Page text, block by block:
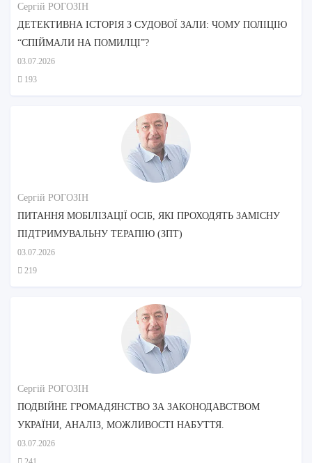
Сергій РОГОЗІН
ДЕТЕКТИВНА ІСТОРІЯ З СУДОВОЇ ЗАЛИ: ЧОМУ ПОЛІЦІЮ
“СПІЙМАЛИ НА ПОМИЛЦІ”?
03.07.2026
193
Сергій РОГОЗІН
ПИТАННЯ МОБІЛІЗАЦІЇ ОСІБ, ЯКІ ПРОХОДЯТЬ ЗАМІСНУ
ПІДТРИМУВАЛЬНУ ТЕРАПІЮ (ЗПТ)
03.07.2026
219
Сергій РОГОЗІН
ПОДВІЙНЕ ГРОМАДЯНСТВО ЗА ЗАКОНОДАВСТВОМ
УКРАЇНИ, АНАЛІЗ, МОЖЛИВОСТІ НАБУТТЯ.
03.07.2026